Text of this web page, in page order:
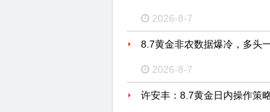
2026-8-7
8.7黄金非农数据爆冷，多头
2026-8-7
许安丰：8.7黄金日内操作策